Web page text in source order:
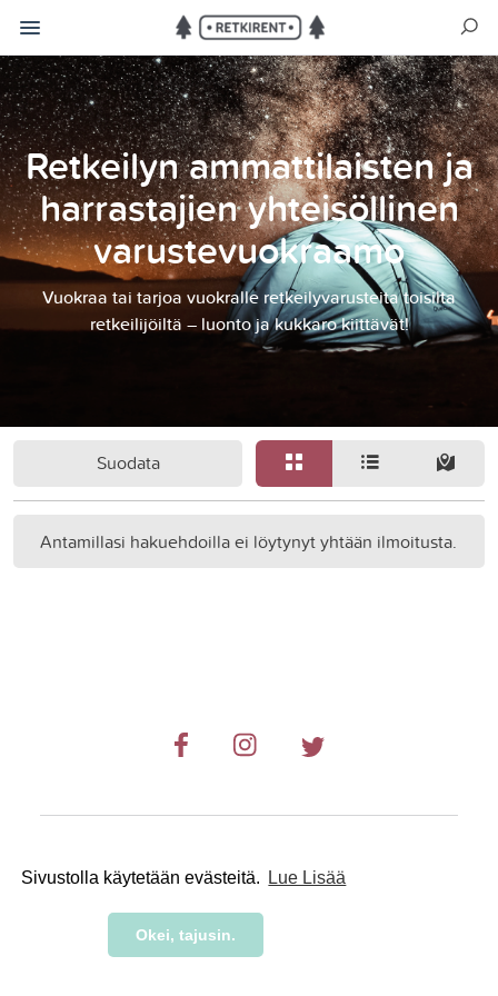
Sivustolla käytetään evästeitä. Lue Lisää
Okei, tajusin.
Retkeilyn ammattilaisten ja
harrastajien yhteisöllinen
varustevuokraamo
Vuokraa tai tarjoa vuokralle retkeilyvarusteita toisilta
retkeilijöiltä – luonto ja kukkaro kiittävät!
Suodata
Antamillasi hakuehdoilla ei löytynyt yhtään ilmoitusta.